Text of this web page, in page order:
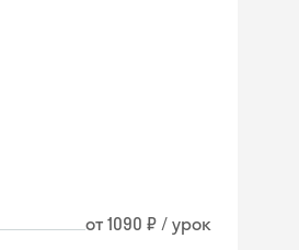
от 1090 ₽ / урок